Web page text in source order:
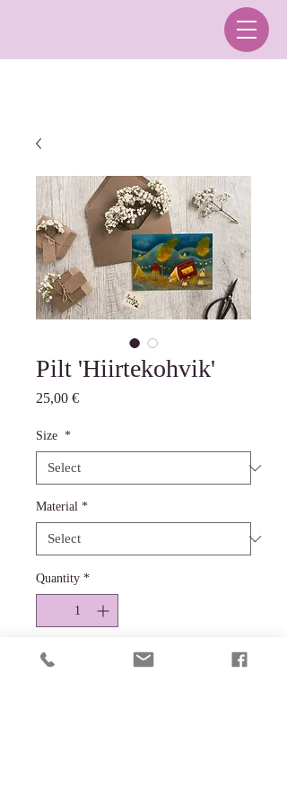
Pilt 'Hiirtekohvik'
25,00 €Price
Size *
Material *
Quantity *
Lisa ostukorvi